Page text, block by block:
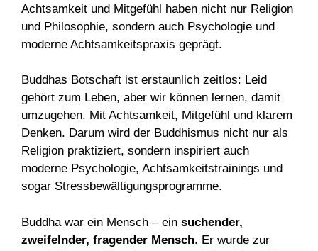
Achtsamkeit und Mitgefühl haben nicht nur Religion
und Philosophie, sondern auch Psychologie und
moderne Achtsamkeitspraxis geprägt.
Buddhas Botschaft ist erstaunlich zeitlos: Leid
gehört zum Leben, aber wir können lernen, damit
umzugehen. Mit Achtsamkeit, Mitgefühl und klarem
Denken. Darum wird der Buddhismus nicht nur als
Religion praktiziert, sondern inspiriert auch
moderne Psychologie, Achtsamkeitstrainings und
sogar Stressbewältigungsprogramme.
Buddha war ein Mensch – ein suchender,
zweifelnder, fragender Mensch. Er wurde zur